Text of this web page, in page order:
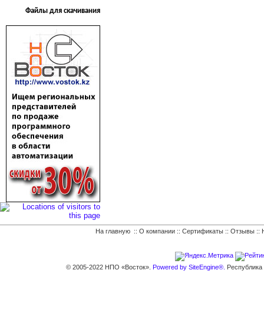
Файлы для скачивания
На главную :: О компании :: Сертификаты :: Отзывы ::
© 2005-2022 НПО «Восток». Powered by SiteEngine®.